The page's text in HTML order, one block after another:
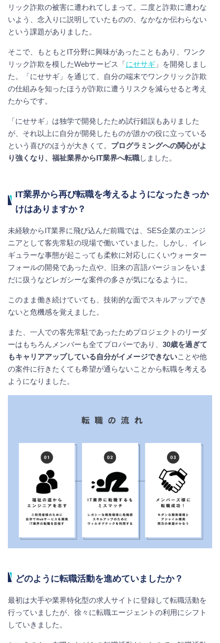
リック詐欺の被害に遭われてしまって。二度と詐欺に遭わな
いよう、念入りに説明していたものの、なかなか伝わらない
という課題がありました。
そこで、もともとIT分野に興味があったこともあり、ワンク
リック詐欺を模したWebサービス「にせサギ 」を開発しまし
た。「にせサギ」を通じて、自分の端末でワンクリック詐欺
の仕組みを知ったほうが詐欺に遭うリスクを減らせると考え
たからです。
「にせサギ」は独学で開発したため試行錯誤もありました
が、それ以上に自分が開発したものが誰かの役に立っている
という喜びのほうが大きくて。 プログラミングへの関心がよ
り強くなり、福祉業界からIT業界へ転職しました。
IT業界から再び転職を考えるようになったきっか
けはありますか？
未経験からIT業界に飛び込んだ前職では、SES企業のエンジ
ニアとして客先常駐の現場で働いていました。しかし、イレ
ギュラーな事態が起こっても柔軟に対応しにくいウォーター
フォールの開発であった点や、旧来の言語バージョンをいま
だに扱うなどレガシーな案件の多さが気になるように。
このまま働き続けていても、技術的な面でスキルアップでき
ないと危機感を覚えました。
また、一人での客先常駐であったためプロジェクトのリーダ
ーはもちろんメンバーも全てプロパーであり、 30歳を過ぎて
もキャリアアップしている自分がイメージできないことや他
の案件に行きたくても希望が通らないことから転職を考える
ようになりました。
どのように転職活動を進めていましたか？
最初は大手や業界特化型の求人サイトに登録して転職活動を
行っていましたが、徐々に転職エージェントの利用にシフト
していきました。